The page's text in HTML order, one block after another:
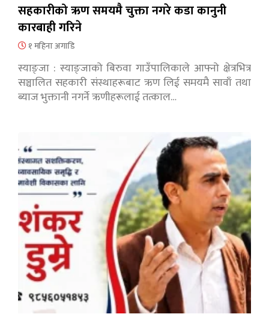
सहकारीको ऋण समयमै चुक्ता नगरे कडा कानुनी
कारबाही गरिने
१ महिना अगाडि
स्याङ्जा : स्याङ्जाको बिरुवा गाउँपालिकाले आफ्नो क्षेत्रभित्र
सञ्चालित सहकारी संस्थाहरूबाट ऋण लिई समयमै सावाँ तथा
ब्याज भुक्तानी नगर्ने ऋणीहरूलाई तत्काल…